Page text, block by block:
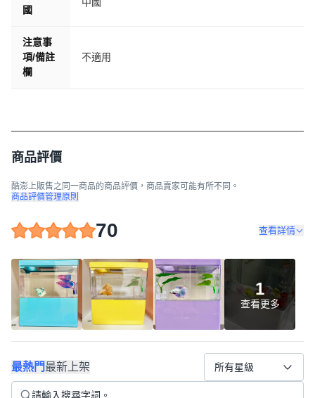
國
注意事
項/備註
欄
不適用
商品評價
酷澎上販售之同一商品的商品評價，商品賣家可能有所不同。
商品評價管理原則
70 查看詳情
1
查看更多
最熱門最新上架 所有星級